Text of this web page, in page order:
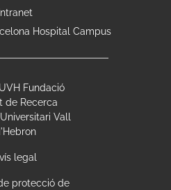
Intranet
Hospital Campus
Fundació
de Recerca
Vall
legal
protecció de